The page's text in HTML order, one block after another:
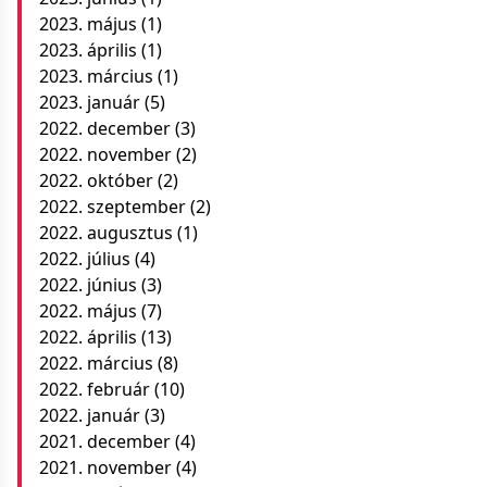
2023. május (1)
2023. április (1)
2023. március (1)
2023. január(5)
2022. december(3)
2022. november(2)
2022. október(2)
2022. szeptember(2)
2022. augusztus (1)
2022. július (4)
2022. június (3)
2022. május (7)
2022. április (13)
2022. március (8)
2022. február(10)
2022. január(3)
2021. december(4)
2021. november(4)